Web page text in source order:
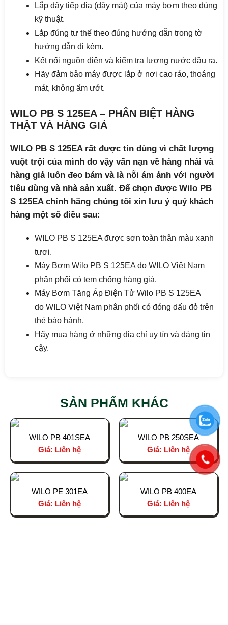
Lắp dây tiếp địa (dây mát) của máy bơm theo đúng
kỹ thuật.
Lắp đúng tư thế theo đúng hướng dẫn trong tờ
hướng dẫn đi kèm.
Kết nối nguồn điện và kiểm tra lượng nước đầu ra.
Hãy đảm bảo máy được lắp ở nơi cao ráo, thoáng
mát, không ẩm ướt.
WILO PB S 125EA – PHÂN BIỆT HÀNG
THẬT VÀ HÀNG GIẢ
WILO PB S 125EA rất được tin dùng vì chất lượng
vuột trội của mình do vậy vấn nạn về hàng nhái và
hàng giả luôn đeo bám và là nỗi ám ảnh với người
tiêu dùng và nhà sản xuất. Để chọn được Wilo PB
S 125EA chính hãng chúng tôi xin lưu ý quý khách
hàng một số điều sau:
WILO PB S 125EA được sơn toàn thân màu xanh
tươi.
Máy Bơm Wilo PB S 125EA do WILO Việt Nam
phân phối có tem chống hàng giả.
Máy Bơm Tăng Áp Điện Tử Wilo PB S 125EA
do WILO Việt Nam phân phối có đóng dấu đỏ trên
thẻ bảo hành.
Hãy mua hàng ở những địa chỉ uy tín và đáng tin
cậy.
SẢN PHẨM KHÁC
WILO PB 401SEA
Giá: Liên hệ
WILO PB 250SEA
Giá: Liên hệ
WILO PE 301EA
Giá: Liên hệ
WILO PB 400EA
Giá: Liên hệ